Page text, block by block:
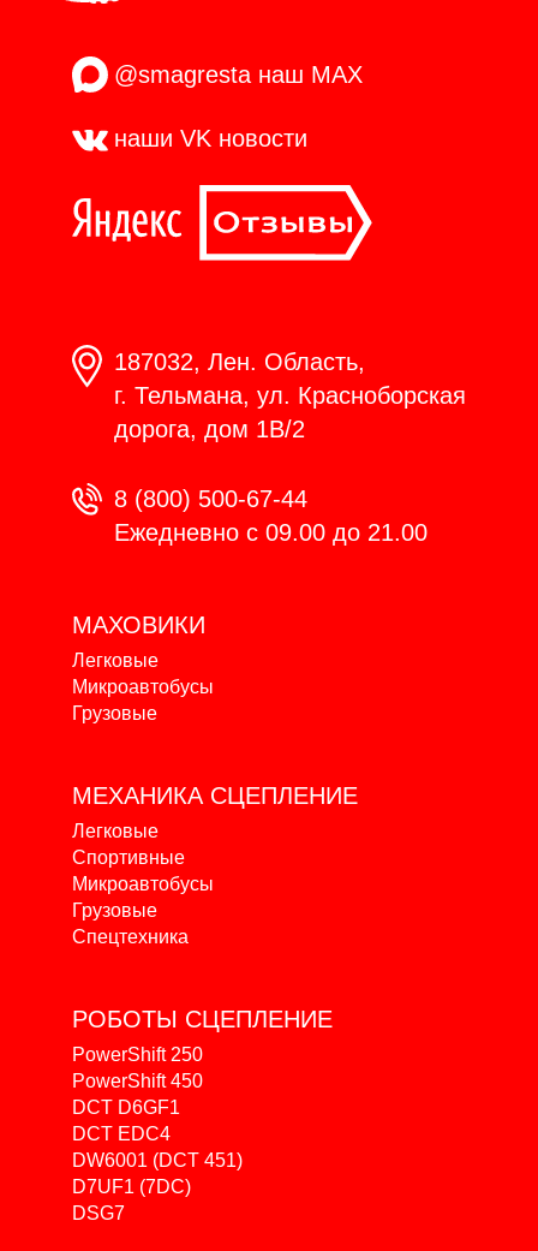
@smagresta наш MAX
наши VK новости
187032, Лен. Область,
г. Тельмана, ул. Красноборская
дорога, дом 1В/2
8 (800) 500-67-44
Ежедневно с 09.00 до 21.00
МАХОВИКИ
Легковые
Микроавтобусы
Грузовые
МЕХАНИКА СЦЕПЛЕНИЕ
Легковые
Спортивные
Микроавтобусы
Грузовые
Спецтехника
РОБОТЫ СЦЕПЛЕНИЕ
PowerShift 250
PowerShift 450
DCT D6GF1
DCT EDC4
DW6001 (DCT 451)
D7UF1 (7DC)
DSG7